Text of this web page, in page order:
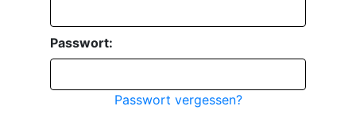
Passwort:
Passwort vergessen?